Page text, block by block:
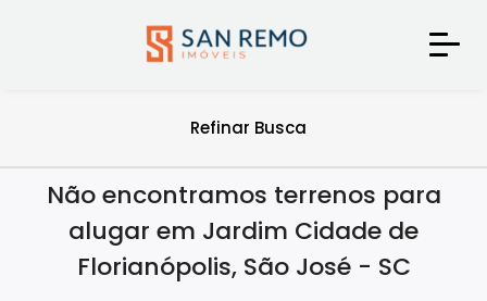
Refinar Busca
Não encontramos terrenos para
alugar em Jardim Cidade de
Florianópolis, São José - SC